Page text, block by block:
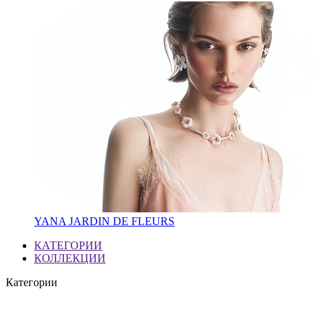
YANA JARDIN DE FLEURS
КАТЕГОРИИ
КОЛЛЕКЦИИ
Категории